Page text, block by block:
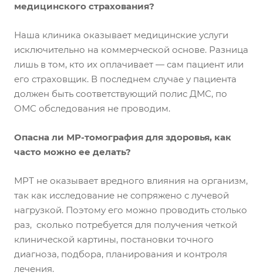
медицинского страхования?
Наша клиника оказывает медицинские услуги
исключительно на коммерческой основе. Разница
лишь в том, кто их оплачивает — сам пациент или
его страховщик. В последнем случае у пациента
должен быть соответствующий полис ДМС, по
ОМС обследования не проводим.
Опасна ли МР-томография для здоровья, как
часто можно ее делать?
МРТ не оказывает вредного влияния на организм,
так как исследование не сопряжено с лучевой
нагрузкой. Поэтому его можно проводить столько
раз, сколько потребуется для получения четкой
клинической картины, постановки точного
диагноза, подбора, планирования и контроля
лечения.